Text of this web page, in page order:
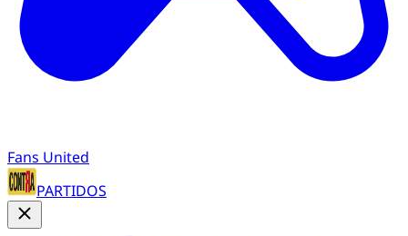
Fans United
PARTIDOS